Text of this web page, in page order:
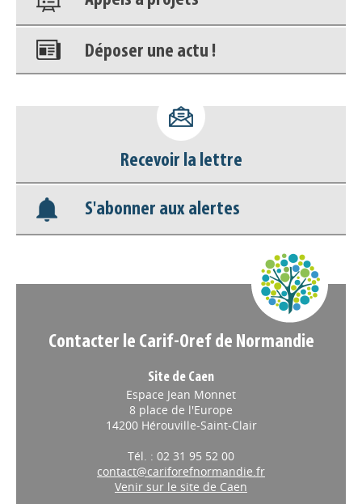
Déposer une actu !
déconnecter)
Base documentaire
Nos veilles Scoop.it
Recevoir la lettre
S'abonner aux alertes
Contacter le Carif-Oref de Normandie
Site de Caen
Espace Jean Monnet
8 place de l'Europe
14200 Hérouville-Saint-Clair
Tél. : 02 31 95 52 00
contact@cariforefnormandie.fr
Venir sur le site de Caen